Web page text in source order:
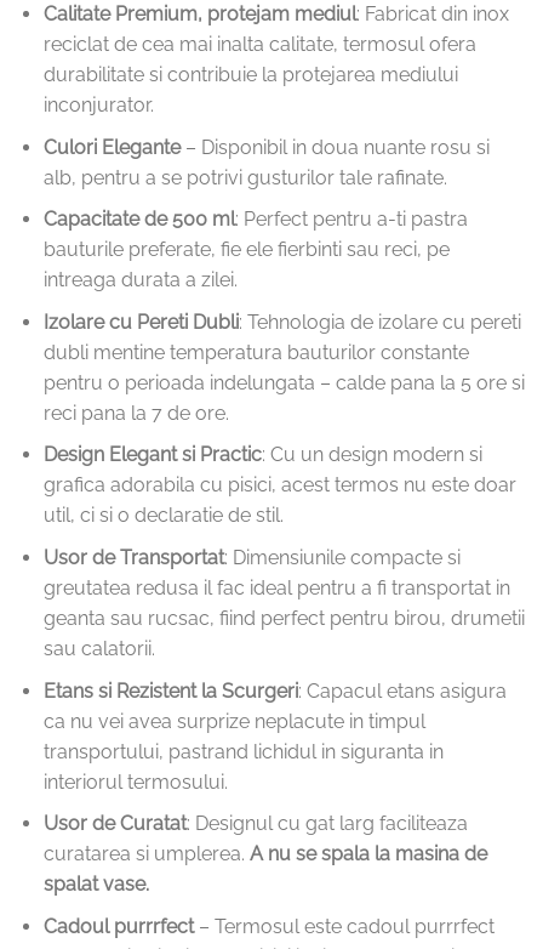
Calitate Premium, protejam mediul: Fabricat din inox
reciclat de cea mai inalta calitate, termosul ofera
durabilitate si contribuie la protejarea mediului
inconjurator.
Culori Elegante– Disponibil in doua nuante rosu si
alb, pentru a se potrivi gusturilor tale rafinate.
Capacitate de 500 ml: Perfect pentru a-ti pastra
bauturile preferate, fie ele fierbinti sau reci, pe
intreaga durata a zilei.
Izolare cu Pereti Dubli: Tehnologia de izolare cu pereti
dubli mentine temperatura bauturilor constante
pentru o perioada indelungata – calde pana la 5 ore si
reci pana la 7 de ore.
Design Elegant si Practic: Cu un design modern si
grafica adorabila cu pisici, acest termos nu este doar
util, ci si o declaratie de stil.
Usor de Transportat: Dimensiunile compacte si
greutatea redusa il fac ideal pentru a fi transportat in
geanta sau rucsac, fiind perfect pentru birou, drumetii
sau calatorii.
Etans si Rezistent la Scurgeri: Capacul etans asigura
ca nu vei avea surprize neplacute in timpul
transportului, pastrand lichidul in siguranta in
interiorul termosului.
Usor de Curatat: Designul cu gat larg faciliteaza
curatarea si umplerea. A nu se spala la masina de
spalat vase.
Cadoul purrrfect– Termosul este cadoul purrrfect